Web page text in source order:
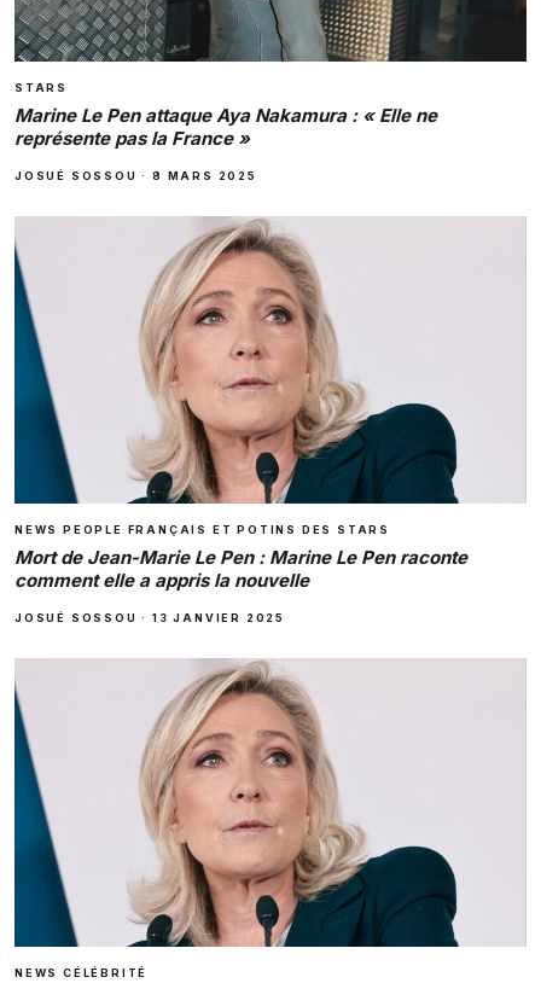
STARS
Marine Le Pen attaque Aya Nakamura : « Elle ne
représente pas la France »
JOSUÉ SOSSOU ·8 MARS 2025
NEWS PEOPLE FRANÇAIS ET POTINS DES STARS
Mort de Jean-Marie Le Pen : Marine Le Pen raconte
comment elle a appris la nouvelle
JOSUÉ SOSSOU ·13 JANVIER 2025
NEWS CÉLÉBRITÉ